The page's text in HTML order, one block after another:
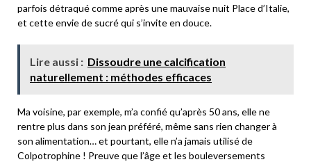
parfois détraqué comme après une mauvaise nuit Place d’Italie,
et cette envie de sucré qui s’invite en douce.
Lire aussi : Dissoudre une calcification
naturellement : méthodes efficaces
Ma voisine, par exemple, m’a confié qu’après 50 ans, elle ne
rentre plus dans son jean préféré, même sans rien changer à
son alimentation… et pourtant, elle n’a jamais utilisé de
Colpotrophine ! Preuve que l’âge et les bouleversements